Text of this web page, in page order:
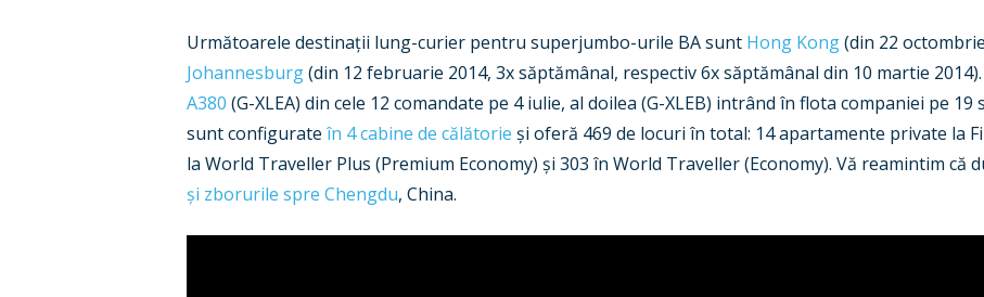
Următoarele destinații lung-curier pentru superjumbo-urile BA sunt Hong Kong(din 22
Johannesburg(din 12 februarie 2014, 3x săptămânal, respectiv 6x săptămânal din 10 martie
A380 (G-XLEA) din cele 12 comandate pe 4 iulie, al doilea (G-XLEB) intrând în flota companiei pe
sunt configurate în 4 cabine de călătorie și oferă 469 de locuri în total: 14 apartamente private la
la World Traveller Plus (Premium Economy) și 303 în World Traveller (Economy). Vă reamintim că
și zborurile spre Chengdu, China.